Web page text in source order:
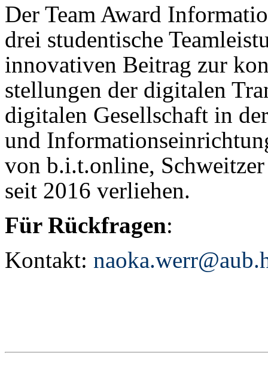
Der Team Award
drei studentische
innovativen Beitrag zur
stellungen der digitalen
digitalen Gesellschaft in
und
von b.i.t.online,
seit 2016 verliehen.
Für Rückfragen:
Kontakt: